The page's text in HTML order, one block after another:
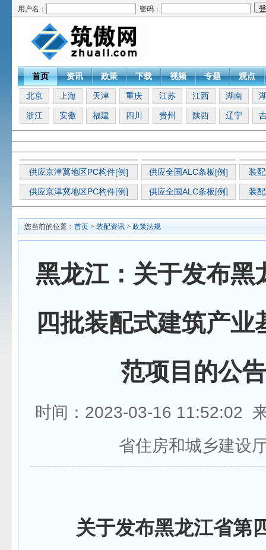
用户名： 密码：
首页 资讯 政策 下载 视频 专题 观点
北京 上海 天津 重庆 江苏 江西 湖南
浙江 安徽 福建 四川 贵州 陕西 辽宁
供应京津冀地区PC构件[例] 供应全国ALC条板[例] 装
供应京津冀地区PC构件[例] 供应全国ALC条板[例] 装
您当前的位置： 首页 > 装配资讯 > 政策法规
黑龙江：关于发布黑
四批装配式建筑产业
范项目的公告
时间：2023-03-16 11:52:02
省住房和城乡建设
关于发布黑龙江省第